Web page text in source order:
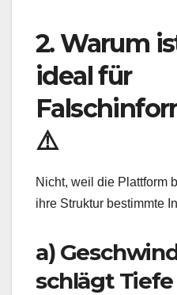
2. Warum
ideal für
⚠️
Nicht, weil die Plattform
ihre Struktur bestimmte
a)
schlägt